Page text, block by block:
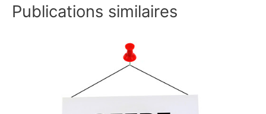
Publications similaires